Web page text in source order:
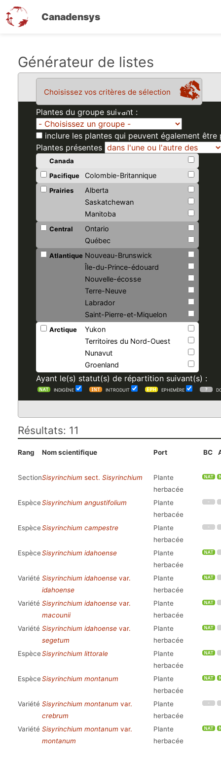
Canadensys
Générateur de listes
Choisissez vos critères de sélection
Plantes du groupe suivant :
inclure les plantes qui peuvent également
Plantes présentes
Canada
Pacifique
Colombie-Britannique
Prairies
Alberta
Saskatchewan
Manitoba
Central
Ontario
Québec
Atlantique Nouveau-Brunswick
Île-du-Prince-édouard
Nouvelle-écosse
Terre-Neuve
Labrador
Saint-Pierre-et-Miquelon
Arctique
Yukon
Territoires du Nord-Ouest
Nunavut
Groenland
Ayant le(s) statut(s) de répartition suivant(s) :
INDIGÈNE INTRODUIT EPHEMÈRE
Résultats: 11
Rang Nom scientifique Port BC
SectionSisyrinchium sect. Sisyrinchium
Plante
herbacée
EspèceSisyrinchium angustifolium
Plante
herbacée
EspèceSisyrinchium campestre
Plante
herbacée
EspèceSisyrinchium idahoense
Plante
herbacée
Variété Sisyrinchium idahoense var.
idahoense
Plante
herbacée
Variété Sisyrinchium idahoense var.
macounii
Plante
herbacée
Variété Sisyrinchium idahoense var.
segetum
Plante
herbacée
EspèceSisyrinchium littorale
Plante
herbacée
EspèceSisyrinchium montanum
Plante
herbacée
Variété Sisyrinchium montanum var.
crebrum
Plante
herbacée
Variété Sisyrinchium montanum var.
montanum
Plante
herbacée